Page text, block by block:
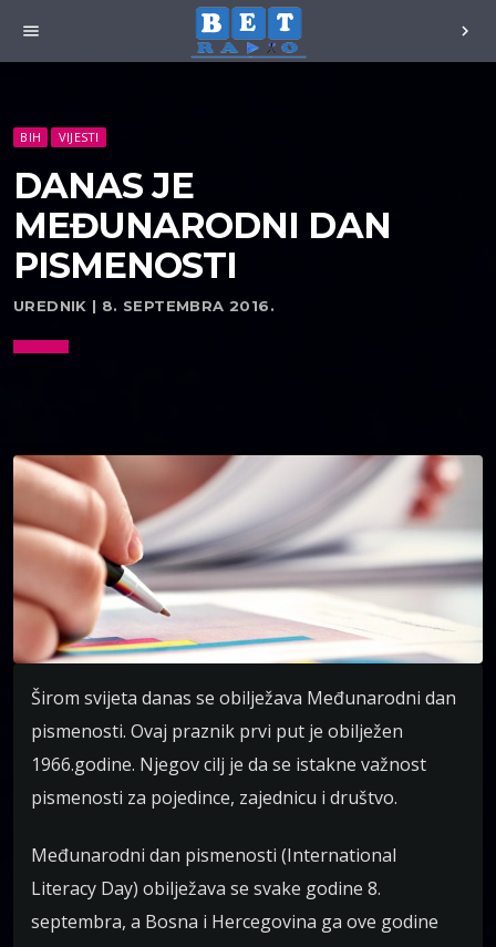
menu chevron_right
BIH VIJESTI
DANAS JE
MEĐUNARODNI DAN
PISMENOSTI
UREDNIK | 8. SEPTEMBRA 2016.
Širom svijeta danas se obilježava Međunarodni dan
pismenosti. Ovaj praznik prvi put je obilježen
1966.godine. Njegov cilj je da se istakne važnost
pismenosti za pojedince, zajednicu i društvo.
Međunarodni dan pismenosti (International
Literacy Day) obilježava se svake godine 8.
septembra, a Bosna i Hercegovina ga ove godine